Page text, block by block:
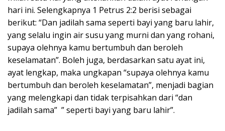
hari ini. Selengkapnya 1 Petrus 2:2 berisi sebagai
berikut: “Dan jadilah sama seperti bayi yang baru lahir,
yang selalu ingin air susu yang murni dan yang rohani,
supaya olehnya kamu bertumbuh dan beroleh
keselamatan”. Boleh juga, berdasarkan satu ayat ini,
ayat lengkap, maka ungkapan “supaya olehnya kamu
bertumbuh dan beroleh keselamatan”, menjadi bagian
yang melengkapi dan tidak terpisahkan dari “dan
jadilah sama” ” seperti bayi yang baru lahir”.